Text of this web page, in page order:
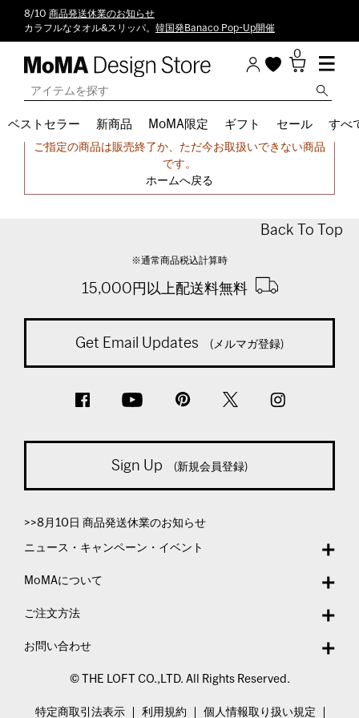
8/10 商品発送休業のお知らせ
カラフルなタオル&スリッパ。 韓国発Banaco Pop-Up開催
0
ベストセラー 新商品 MoMA限定 ギフト セール すべ
申し訳ございません。
ご指定の商品は販売終了か、ただ今お取扱いできない商品
です。
ホームへ戻る
Back To Top
※通常商品税込計算時
15,000円以上配送料無料
Get Email Updates (メルマガ登録)
Sign Up (新規会員登録)
>>8月10日 商品発送休業のお知らせ
ニュース・キャンペーン・イベント
MoMAについて
ご注文方法
お問い合わせ
© THE LOFT CO.,LTD. All Rights Reserved.
特定商取引法表示 利用規約 個人情報取り扱い規定